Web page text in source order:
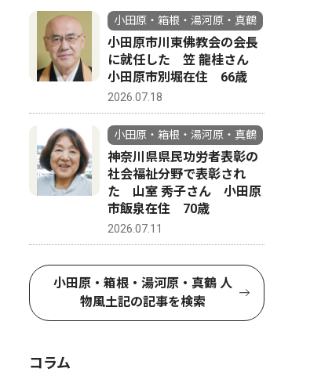
小田原・箱根・湯河原・真鶴
小田原市川東佛教会の会長
に就任した 笠 龍桂さん
小田原市別堀在住 66歳
2026.07.18
小田原・箱根・湯河原・真鶴
神奈川県県民功労者表彰の
社会福祉分野で表彰され
た 山室 秀子さん 小田原
市飯泉在住 70歳
2026.07.11
小田原・箱根・湯河原・真鶴 人
物風土記の記事を検索
コラム